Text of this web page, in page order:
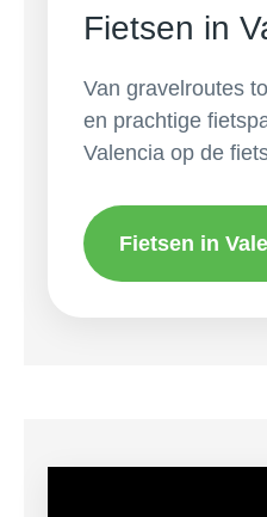
Fietsen in
Van gravelroutes
en prachtige
Valencia op de
Fietsen in